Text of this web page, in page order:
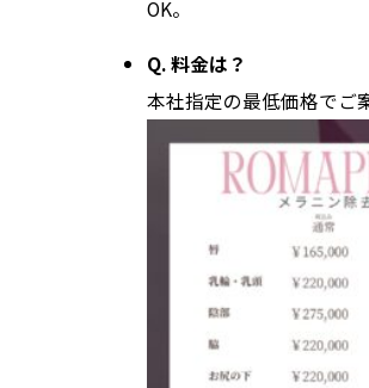
OK。
Q. 料金は？
本社指定の最低価格でご